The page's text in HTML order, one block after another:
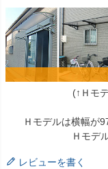
(↑Ｈモ
Ｈモデルは横幅が
Ｈモデ
レビューを書く